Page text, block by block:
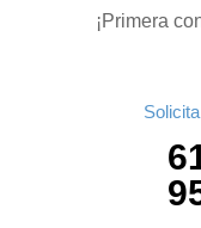
¡Primera